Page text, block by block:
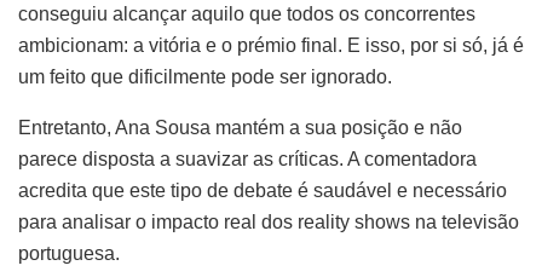
conseguiu alcançar aquilo que todos os concorrentes
ambicionam: a vitória e o prémio final. E isso, por si só, já é
um feito que dificilmente pode ser ignorado.
Entretanto, Ana Sousa mantém a sua posição e não
parece disposta a suavizar as críticas. A comentadora
acredita que este tipo de debate é saudável e necessário
para analisar o impacto real dos reality shows na televisão
portuguesa.